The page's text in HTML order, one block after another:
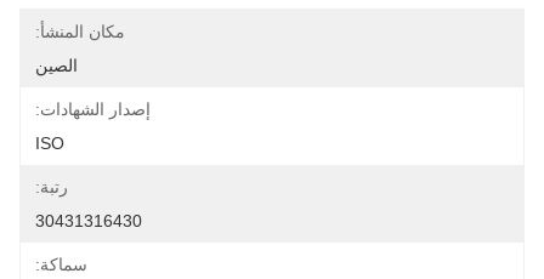
مكان المنشأ:
الصين
إصدار الشهادات:
ISO
رتبة:
30431316430
سماكة: